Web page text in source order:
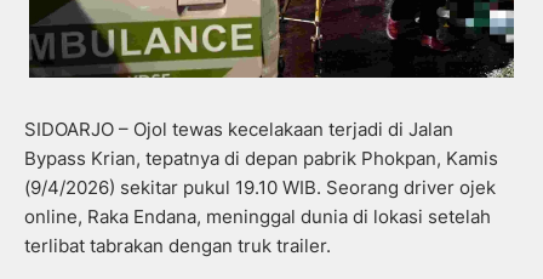
SIDOARJO – Ojol tewas kecelakaan terjadi di Jalan
Bypass Krian, tepatnya di depan pabrik Phokpan, Kamis
(9/4/2026) sekitar pukul 19.10 WIB. Seorang driver ojek
online, Raka Endana, meninggal dunia di lokasi setelah
terlibat tabrakan dengan truk trailer.